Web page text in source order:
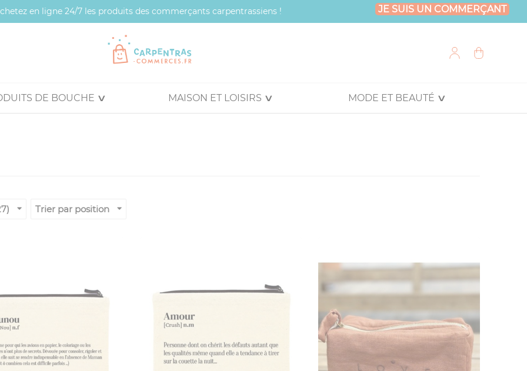
en ligne 24/7 les produits des commerçants carpentrassiens ! JE SUIS UN COMMERÇANT
DE BOUCHE MAISON ET LOISIRS MODE ET BEAUTÉ
Trier par position